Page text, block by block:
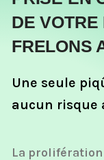
DE VOTRE
FRELONS
Une seule
aucun risque
La